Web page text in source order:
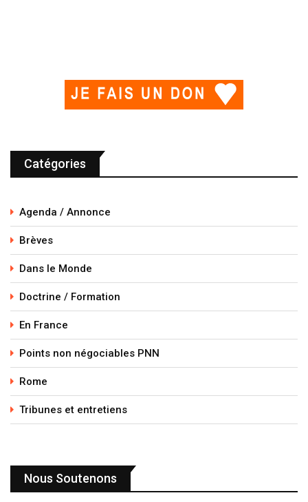
Catégories
Agenda / Annonce
Brèves
Dans le Monde
Doctrine / Formation
En France
Points non négociables PNN
Rome
Tribunes et entretiens
Nous Soutenons